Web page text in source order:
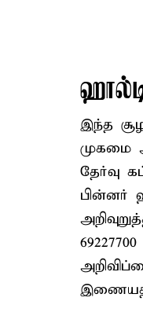
இந்த
முகமை
தேர்வு
பின்னர்